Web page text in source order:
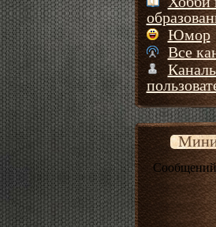
Юмор
Все